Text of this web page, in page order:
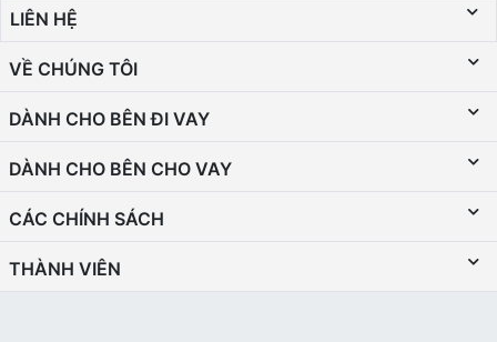
LIÊN HỆ
VỀ CHÚNG TÔI
DÀNH CHO BÊN ĐI VAY
DÀNH CHO BÊN CHO VAY
CÁC CHÍNH SÁCH
THÀNH VIÊN